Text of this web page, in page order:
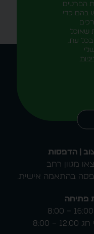
הפרטים
בהם כדי
שאוכל
בכל עת,
| הדפסות
מגוון רחב
בהתאמה אישית.
פתיחה
8:00